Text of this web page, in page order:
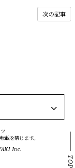
TOP
次の記事
載を禁じます。
Inc.